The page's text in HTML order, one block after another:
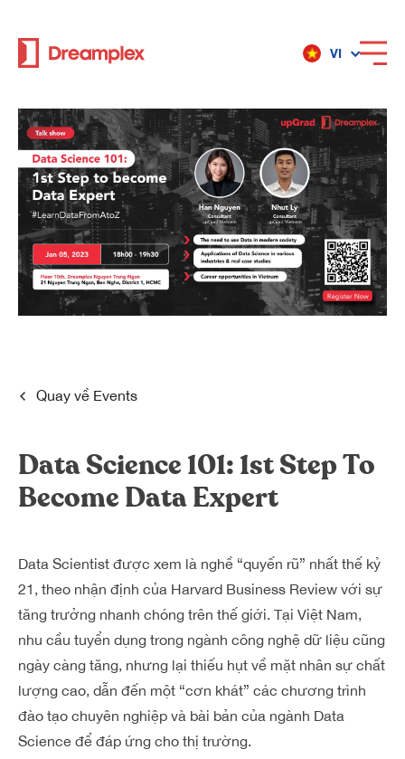
VI
Dịch vụ
Địa điểm
Về Dreamplex
Dreamplex Private Trần Quốc Toản
Dreamplex Trần Quang Khải
Dreamplex Nguyễn Trung Ngạn
Blog
Kết nối
Tuyển dụng
Liên hệ
Referral
Hợp tác
Đầu tư dự án
Môi giới
Quay về Events
Data Science 101: 1st Step To
Become Data Expert
Data Scientist được xem là nghề “quyến rũ” nhất thế kỷ
21, theo nhận định của Harvard Business Review với sự
tăng trưởng nhanh chóng trên thế giới. Tại Việt Nam,
nhu cầu tuyển dụng trong ngành công nghệ dữ liệu cũng
ngày càng tăng, nhưng lại thiếu hụt về mặt nhân sự chất
lượng cao, dẫn đến một “cơn khát” các chương trình
đào tạo chuyên nghiệp và bài bản của ngành Data
Science để đáp ứng cho thị trường.